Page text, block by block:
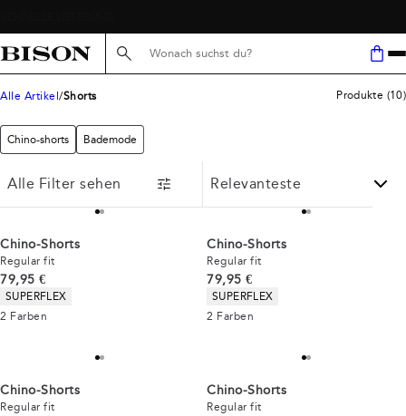
Suche hier...
Alle Artikel Shorts Produkte (10)
Chino-shorts Bademode
Alle Filter sehen
Chino-Shorts
Regular fit
Preis
79,95 €
Produkteigenschaften
SUPERFLEX
2 Farben
Chino-Shorts
Regular fit
Preis
79,95 €
Produkteigenschaften
SUPERFLEX
2 Farben
Chino-Shorts
Regular fit
Chino-Shorts
Regular fit